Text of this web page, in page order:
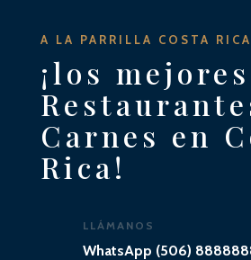
A LA PARRILLA COSTA RICA
¡los mejores
Carnes en
Rica!
LLÁMANOS
WhatsApp (506)